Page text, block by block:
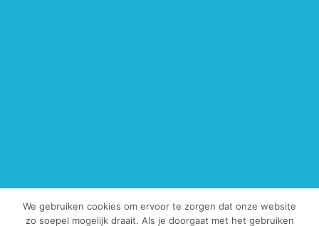
We gebruiken cookies om ervoor te zorgen dat onze website
zo soepel mogelijk draait. Als je doorgaat met het gebruiken